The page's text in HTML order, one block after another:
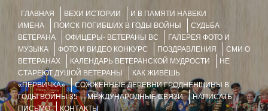
ГЛАВНАЯ ВЕХИ ИСТОРИИ
И В ПАМЯТИ НАВЕКИ
ИМЕНА
ПОИСК ПОГИБШИХ В ГОДЫ ВОЙНЫ
СУДЬБА
ВЕТЕРАНА
ОФИЦЕРЫ- ВЕТЕРАНЫ ВС
ГАЛЕРЕЯ ФОТО И
МУЗЫКА
ФОТО И ВИДЕО КОНКУРС ПОЗДРАВЛЕНИЯ
СМИ О
ВЕТЕРАНАХ
КАЛЕНДАРЬ ВЕТЕРАНСКОЙ МУДРОСТИ
НЕ
СТАРЕЮТ ДУШОЙ ВЕТЕРАНЫ
КАК ЖИВЁШЬ
«ПЕРВИЧКА»
СОЖЖЁННЫЕ ДЕРЕВНИ ГРОДНЕНЩИНЫ В
ГОДЫ ВОЙНЫ 35
МЕЖДУНАРОДНЫЕ СВЯЗИ
НАПИСАТЬ
ПИСЬМО
КОНТАКТЫ